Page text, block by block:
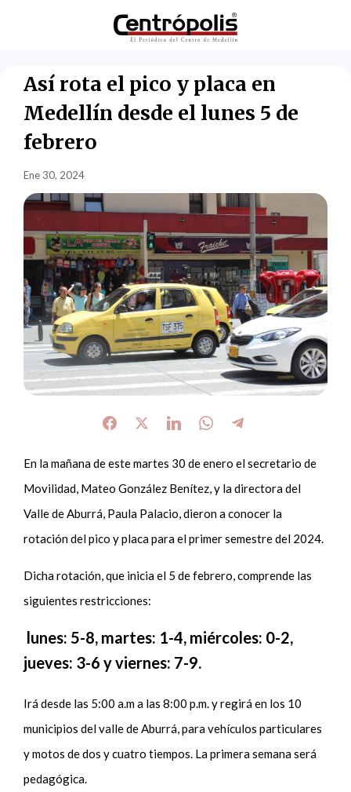
Así rota el pico y placa en
Medellín desde el lunes 5 de
febrero
Ene 30, 2024
En la mañana de este martes 30 de enero el secretario de
Movilidad, Mateo González Benítez, y la directora del
Valle de Aburrá, Paula Palacio, dieron a conocer la
rotación del pico y placa para el primer semestre del 2024.
Dicha rotación, que inicia el 5 de febrero, comprende las
siguientes restricciones:
lunes: 5-8, martes: 1-4, miércoles: 0-2,
jueves: 3-6 y viernes: 7-9.
Irá desde las 5:00 a.m a las 8:00 p.m. y regirá en los 10
municipios del valle de Aburrá, para vehículos particulares
y motos de dos y cuatro tiempos. La primera semana será
pedagógica.